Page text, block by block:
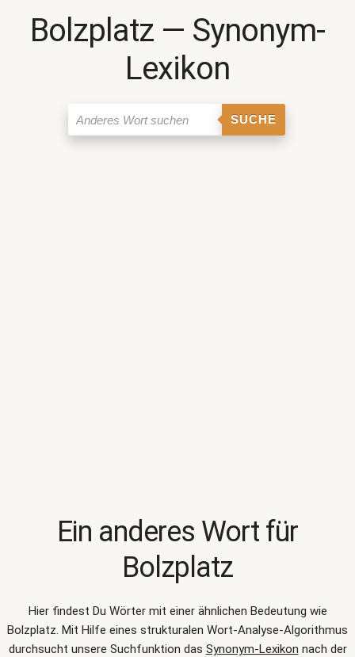
Bolzplatz ― Synonym-
Lexikon
SUCHE
Ein anderes Wort für
Bolzplatz
Hier findest Du Wörter mit einer ähnlichen Bedeutung wie
Bolzplatz. Mit Hilfe eines strukturalen Wort-Analyse-Algorithmus
durchsucht unsere Suchfunktion das Synonym-Lexikon nach der